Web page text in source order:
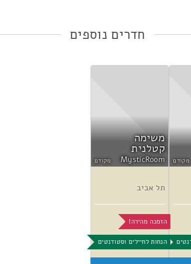
חדרים נוספים
מקודם
משימה
קטלנית
MysticRoom מקודם
תל אביב
הזמנה מהירה!
הנחות לחיילים וסטודנטים